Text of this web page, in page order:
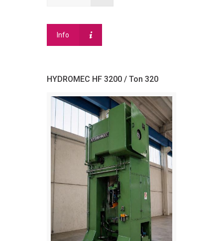
Info
HYDROMEC HF 3200 / Ton 320